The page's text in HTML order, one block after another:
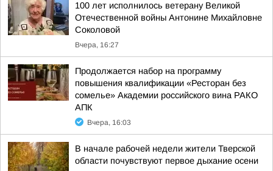
100 лет исполнилось ветерану Великой
Отечественной войны Антонине Михайловне
Соколовой
Вчера, 16:27
Продолжается набор на программу
повышения квалификации «Ресторан без
сомелье» Академии российского вина РАКО
АПК
Вчера, 16:03
В начале рабочей недели жители Тверской
области почувствуют первое дыхание осени